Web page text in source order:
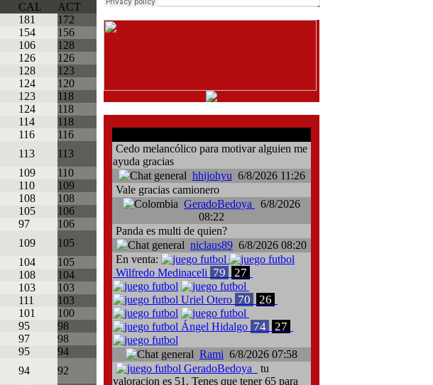
CAL
ACT
181
172
154
156
106
128
126
126
128
123
124
120
123
118
124
118
114
118
116
116
113
113
109
110
110
109
108
108
105
106
97
106
109
105
104
105
108
104
103
103
111
103
101
100
95
98
97
98
95
94
94
92
Cedo melancólico para motivar alguien me
ayuda gracias
hhijohyu 6/8/2026 11:26
Vale gracias camionero
GeradoBedoya
6/8/2026
08:22
Panda es multi de quien?
niclaus89 6/8/2026 08:20
En venta:
Wilfredo Medinaceli 79 27
Uriel Otero 70 26
Ángel Hidalgo 74 27
Rami 6/8/2026 07:58
GeradoBedoya
tu
valoracion es 51. Tenes que tener 65 para